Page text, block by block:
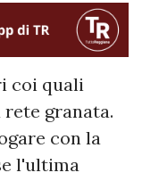
coi quali
granata.
con la
l'ultima